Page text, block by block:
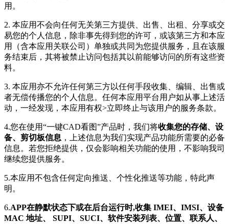
用。
2. 本应用不会向任何无关第三方提供、出售、出租、分享或交
易您的个人信息，除非事先得到您的许可，或该第三方和本应
用（含本应用关联公司）单独或共同为您提供服务，且在该服
务结束后，其将被禁止访问包括其以前能够访问的所有这些资
料。
3. 本应用亦不允许任何第三方以任何手段收集、编辑、出售或
者无偿传播您的个人信息。任何本应用平台用户如从事上述活
动，一经发现，本应用有权>立即终止与该用户的服务条款。
4.您在使用“一键CAD看图”产品时，我们将收集您的存储、设
备、剪切板信息 ，上述信息为我们实现产品功能所需要的必备
信息。若您拒绝提供，仅会影响相关功能的使用，不影响我司
继续您提供服务。
5.本应用不包含任何定向推送、个性化推送等功能，特此声
明。
6.APP在静默状态下或在后台运行时,收集 IMEI、IMSI、设备
MAC 地址、 SUPI、SUCI、软件安装列表、位置、联系人、